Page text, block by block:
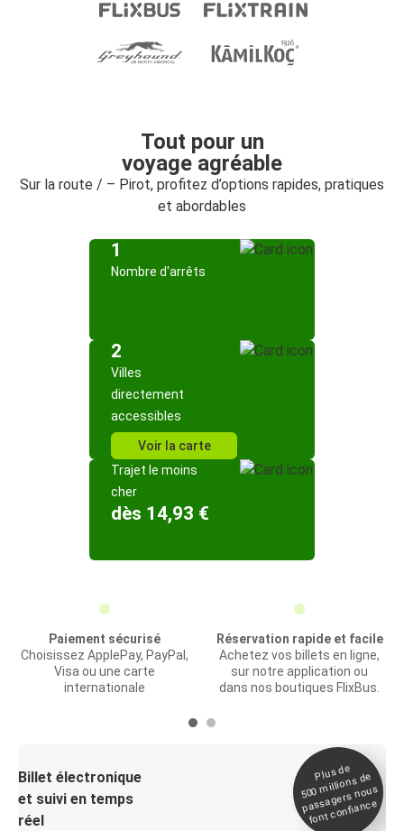
Tout pour un
voyage agréable
Sur la route / – Pirot, profitez d’options rapides, pratiques
et abordables
1
Nombre d'arrêts
2
Villes
directement
accessibles
Voir la carte
Trajet le moins
cher
dès 14,93 €
Paiement sécurisé
Choisissez ApplePay, PayPal,
Visa ou une carte
internationale
Réservation rapide et facile
Achetez vos billets en ligne,
sur notre application ou
dans nos boutiques FlixBus.
Billet électronique
et suivi en temps
réel
Plus de
500
millions de
passagers nous
font confiance